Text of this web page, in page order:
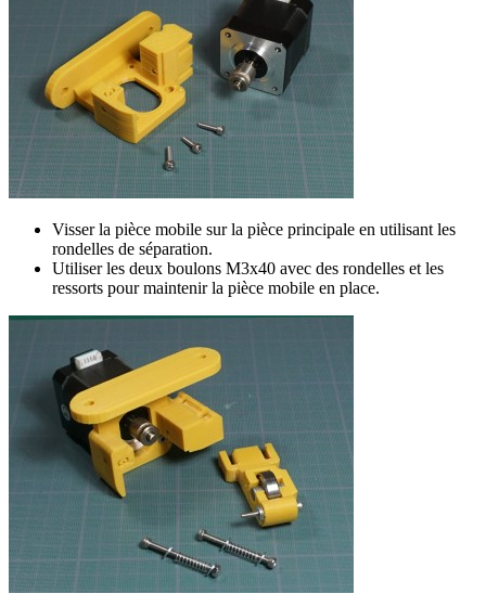
Visser la pièce mobile sur la pièce principale en utilisant les
rondelles de séparation.
Utiliser les deux boulons M3x40 avec des rondelles et les
ressorts pour maintenir la pièce mobile en place.